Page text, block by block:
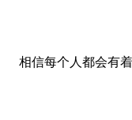
相信每个人都会有